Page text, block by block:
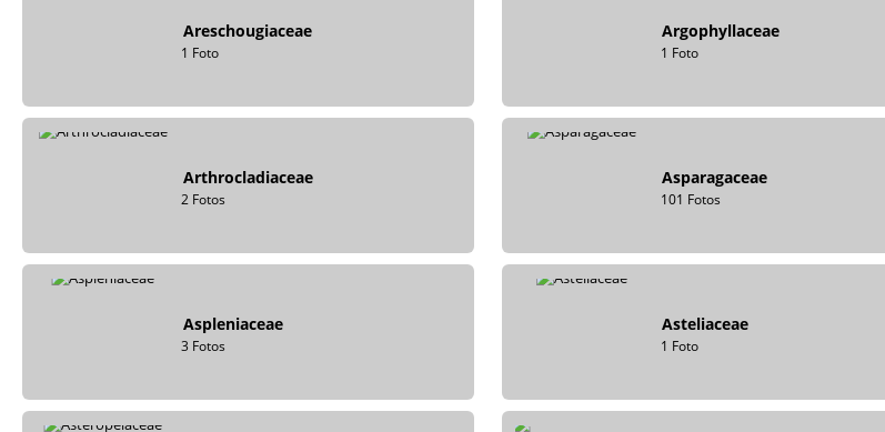
Areschougiaceae
1 Foto
Argophyllaceae
1 Foto
Arthrocladiaceae
2 Fotos
Asparagaceae
101 Fotos
Aspleniaceae
3 Fotos
Asteliaceae
1 Foto